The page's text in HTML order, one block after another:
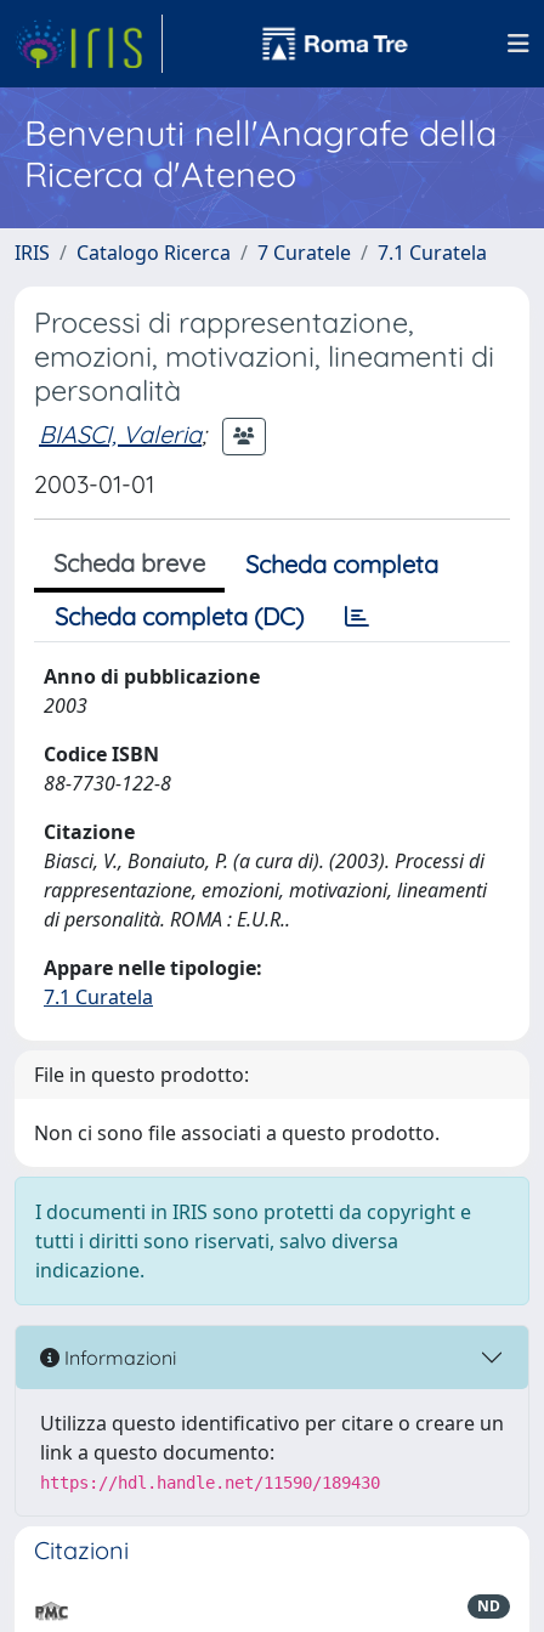
Benvenuti nell'Anagrafe della
Ricerca d'Ateneo
IRIS Catalogo Ricerca 7 Curatele 7.1 Curatela
Processi di rappresentazione,
emozioni, motivazioni, lineamenti di
personalità
BIASCI, Valeria;
2003-01-01
Scheda breve
Scheda completa
Scheda completa (DC)
Anno di pubblicazione
2003
Codice ISBN
88-7730-122-8
Citazione
Biasci, V., Bonaiuto, P. (a cura di). (2003). Processi di
rappresentazione, emozioni, motivazioni, lineamenti
di personalità. ROMA : E.U.R..
Appare nelle tipologie:
7.1 Curatela
File in questo prodotto:
Non ci sono file associati a questo prodotto.
I documenti in IRIS sono protetti da copyright e
tutti i diritti sono riservati, salvo diversa
indicazione.
Informazioni
Utilizza questo identificativo per citare o creare un
link a questo documento:
https://hdl.handle.net/11590/189430
Citazioni
ND